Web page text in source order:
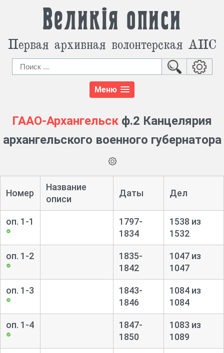
Великія описи
Первая архивная волонтерская АИС
Меню
ГААО-Архангельск ф.2 Канцелярия
архангельского военного губернатора
Номер
Название
описи
Даты Дел
оп. 1-1
1797-
1834
1538 из
1532
оп. 1-2
1835-
1842
1047 из
1047
оп. 1-3
1843-
1846
1084 из
1084
оп. 1-4
1847-
1850
1083 из
1089